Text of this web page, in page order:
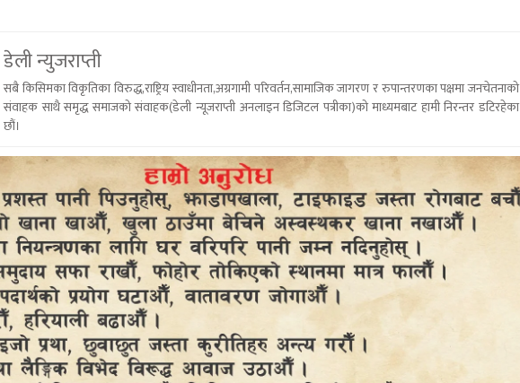
डेली न्युजराप्ती
सबै किसिमका विकृतिका विरुद्ध,राष्ट्रिय स्वाधीनता,अग्रगामी परिवर्तन,सामाजिक जागरण र रुपान्तरणका पक्षमा जनचेतनाको
संवाहक साथै समृद्ध समाजको संवाहक(डेली न्यूजराप्ती अनलाइन डिजिटल पत्रीका)को माध्यमबाट हामी निरन्तर डटिरहेका
छौं।